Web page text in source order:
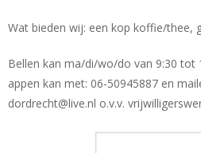
Wat bieden wij: een kop koffie/thee,
Bellen kan ma/di/wo/do van 9:30 tot
appen kan met: 06-50945887 en
dordrecht@live.nl o.v.v.